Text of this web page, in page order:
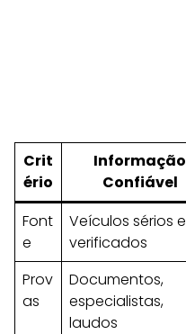
Crit
ério
Informação
Confiável
Font
e
Veículos sérios e
verificados
Prov
as
Documentos,
especialistas,
laudos